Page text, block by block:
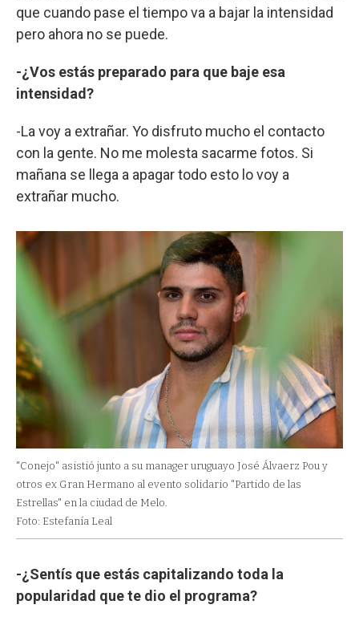
que cuando pase el tiempo va a bajar la intensidad
pero ahora no se puede.
-¿Vos estás preparado para que baje esa
intensidad?
-La voy a extrañar. Yo disfruto mucho el contacto
con la gente. No me molesta sacarme fotos. Si
mañana se llega a apagar todo esto lo voy a
extrañar mucho.
"Conejo" asistió junto a su manager uruguayo José Álvaerz Pou y
otros ex Gran Hermano al evento solidario "Partido de las
Estrellas" en la ciudad de Melo.
Foto: Estefanía Leal
-¿Sentís que estás capitalizando toda la
popularidad que te dio el programa?